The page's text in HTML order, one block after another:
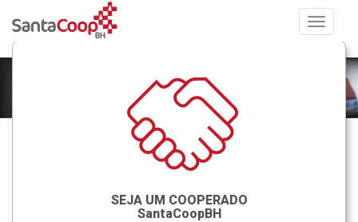
Toggle
SEJA UM COOPERADO
SantaCoopBH